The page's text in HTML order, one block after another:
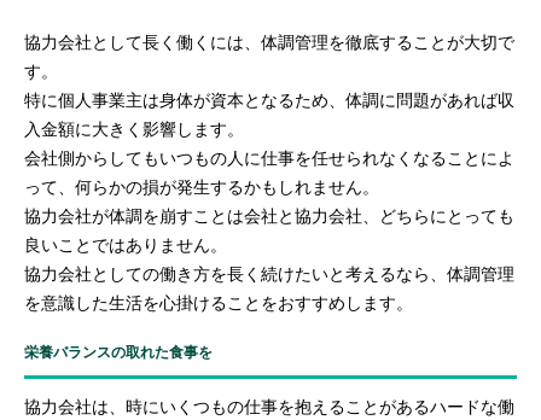
協力会社として長く働くには、体調管理を徹底することが大切で
す。
特に個人事業主は身体が資本となるため、体調に問題があれば収
入金額に大きく影響します。
会社側からしてもいつもの人に仕事を任せられなくなることによ
って、何らかの損が発生するかもしれません。
協力会社が体調を崩すことは会社と協力会社、どちらにとっても
良いことではありません。
協力会社としての働き方を長く続けたいと考えるなら、体調管理
を意識した生活を心掛けることをおすすめします。
栄養バランスの取れた食事を
協力会社は、時にいくつもの仕事を抱えることがあるハードな働